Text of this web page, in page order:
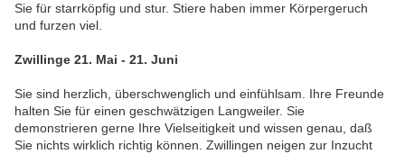
Sie für starrköpfig und stur. Stiere haben immer Körpergeruch
und furzen viel.
Zwillinge 21. Mai - 21. Juni
Sie sind herzlich, überschwenglich und einfühlsam. Ihre Freunde
halten Sie für einen geschwätzigen Langweiler. Sie
demonstrieren gerne Ihre Vielseitigkeit und wissen genau, daß
Sie nichts wirklich richtig können. Zwillingen neigen zur Inzucht